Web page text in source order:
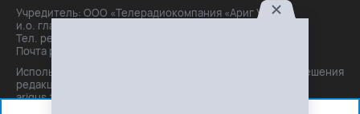
Учредитель: ООО «Телерадиокомпания «Ариг Ус»,
и.о. главного редактора: Маханова О.Б.
Тел. peдakции: +7(3012)21-30-14,
Почта peдakции: editor@arigus.tv
Использование материалов только с письменного разрешения
редакции. При цитировании прямая активная ссылка на
arigus.tv обязательна.